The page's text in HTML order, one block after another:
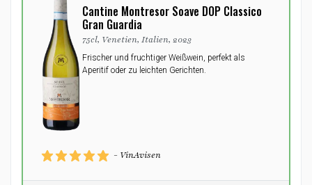
Cantine Montresor Soave DOP Classico
Gran Guardia
75cl, Venetien, Italien, 2023
Frischer und fruchtiger Weißwein, perfekt als
Aperitif oder zu leichten Gerichten.
- VinAvisen